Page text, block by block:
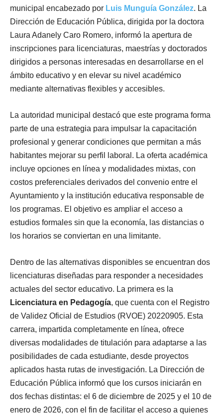
municipal encabezado por Luis Munguía González. La
Dirección de Educación Pública, dirigida por la doctora
Laura Adanely Caro Romero, informó la apertura de
inscripciones para licenciaturas, maestrías y doctorados
dirigidos a personas interesadas en desarrollarse en el
ámbito educativo y en elevar su nivel académico
mediante alternativas flexibles y accesibles.
La autoridad municipal destacó que este programa forma
parte de una estrategia para impulsar la capacitación
profesional y generar condiciones que permitan a más
habitantes mejorar su perfil laboral. La oferta académica
incluye opciones en línea y modalidades mixtas, con
costos preferenciales derivados del convenio entre el
Ayuntamiento y la institución educativa responsable de
los programas. El objetivo es ampliar el acceso a
estudios formales sin que la economía, las distancias o
los horarios se conviertan en una limitante.
Dentro de las alternativas disponibles se encuentran dos
licenciaturas diseñadas para responder a necesidades
actuales del sector educativo. La primera es la
Licenciatura en Pedagogía, que cuenta con el Registro
de Validez Oficial de Estudios (RVOE) 20220905. Esta
carrera, impartida completamente en línea, ofrece
diversas modalidades de titulación para adaptarse a las
posibilidades de cada estudiante, desde proyectos
aplicados hasta rutas de investigación. La Dirección de
Educación Pública informó que los cursos iniciarán en
dos fechas distintas: el 6 de diciembre de 2025 y el 10 de
enero de 2026, con el fin de facilitar el acceso a quienes